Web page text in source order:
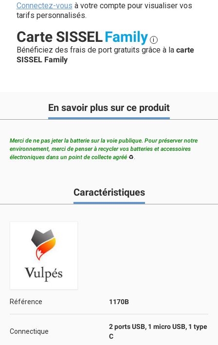
Connectez-vous à votre compte pour visualiser vos
tarifs personnalisés.
Carte SISSELFamily i
Bénéficiez des frais de port gratuits grâce à la carte
SISSEL Family
En savoir plus sur ce produit
Merci de ne pas jeter la batterie sur la voie publique. Pour préserver notre
environnement, merci de penser à recycler vos batteries et accessoires
électroniques dans un point de collecte agréé ♻️.
Caractéristiques
Référence 1170B
Connectique
2 ports USB, 1 micro USB, 1 type
C